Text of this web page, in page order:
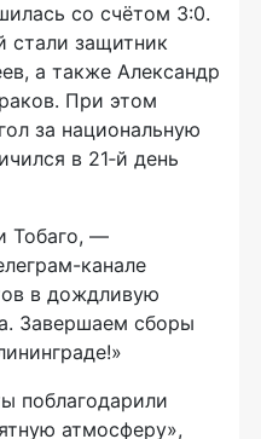
со счётом 3:0.
стали защитник
а также Александр
При этом
за национальную
в 21‑й день
Тобаго, —
канале
в дождливую
Завершаем сборы
поблагодарили
атмосферу»,